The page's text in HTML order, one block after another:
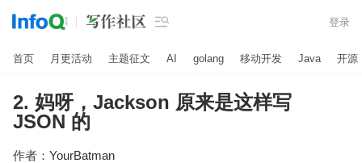
 登录
首页 月更活动 主题征文 AI golang 移动开发 Java 开源
2. 妈呀，Jackson 原来是这样写
JSON 的
作者： YourBatman